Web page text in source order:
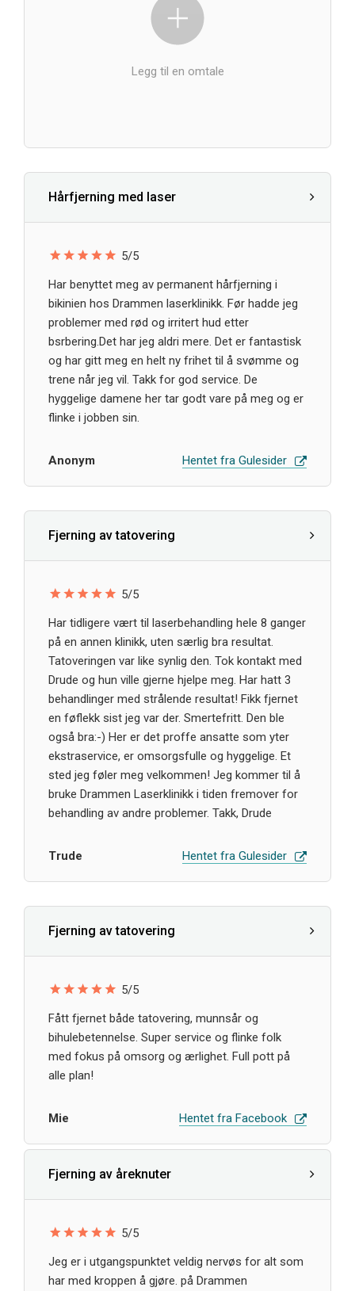
Legg til en omtale
Hårfjerning med laser
5/5
Har benyttet meg av permanent hårfjerning i
bikinien hos Drammen laserklinikk. Før hadde jeg
problemer med rød og irritert hud etter
bsrbering.Det har jeg aldri mere. Det er fantastisk
og har gitt meg en helt ny frihet til å svømme og
trene når jeg vil. Takk for god service. De
hyggelige damene her tar godt vare på meg og er
flinke i jobben sin.
Anonym Hentet fra Gulesider
Fjerning av tatovering
5/5
Har tidligere vært til laserbehandling hele 8 ganger
på en annen klinikk, uten særlig bra resultat.
Tatoveringen var like synlig den. Tok kontakt med
Drude og hun ville gjerne hjelpe meg. Har hatt 3
behandlinger med strålende resultat! Fikk fjernet
en føflekk sist jeg var der. Smertefritt. Den ble
også bra:-) Her er det proffe ansatte som yter
ekstraservice, er omsorgsfulle og hyggelige. Et
sted jeg føler meg velkommen! Jeg kommer til å
bruke Drammen Laserklinikk i tiden fremover for
behandling av andre problemer. Takk, Drude
Trude Hentet fra Gulesider
Fjerning av tatovering
5/5
Fått fjernet både tatovering, munnsår og
bihulebetennelse. Super service og flinke folk
med fokus på omsorg og ærlighet. Full pott på
alle plan!
Mie Hentet fra Facebook
Fjerning av åreknuter
5/5
Jeg er i utgangspunktet veldig nervøs for alt som
har med kroppen å gjøre. på Drammen